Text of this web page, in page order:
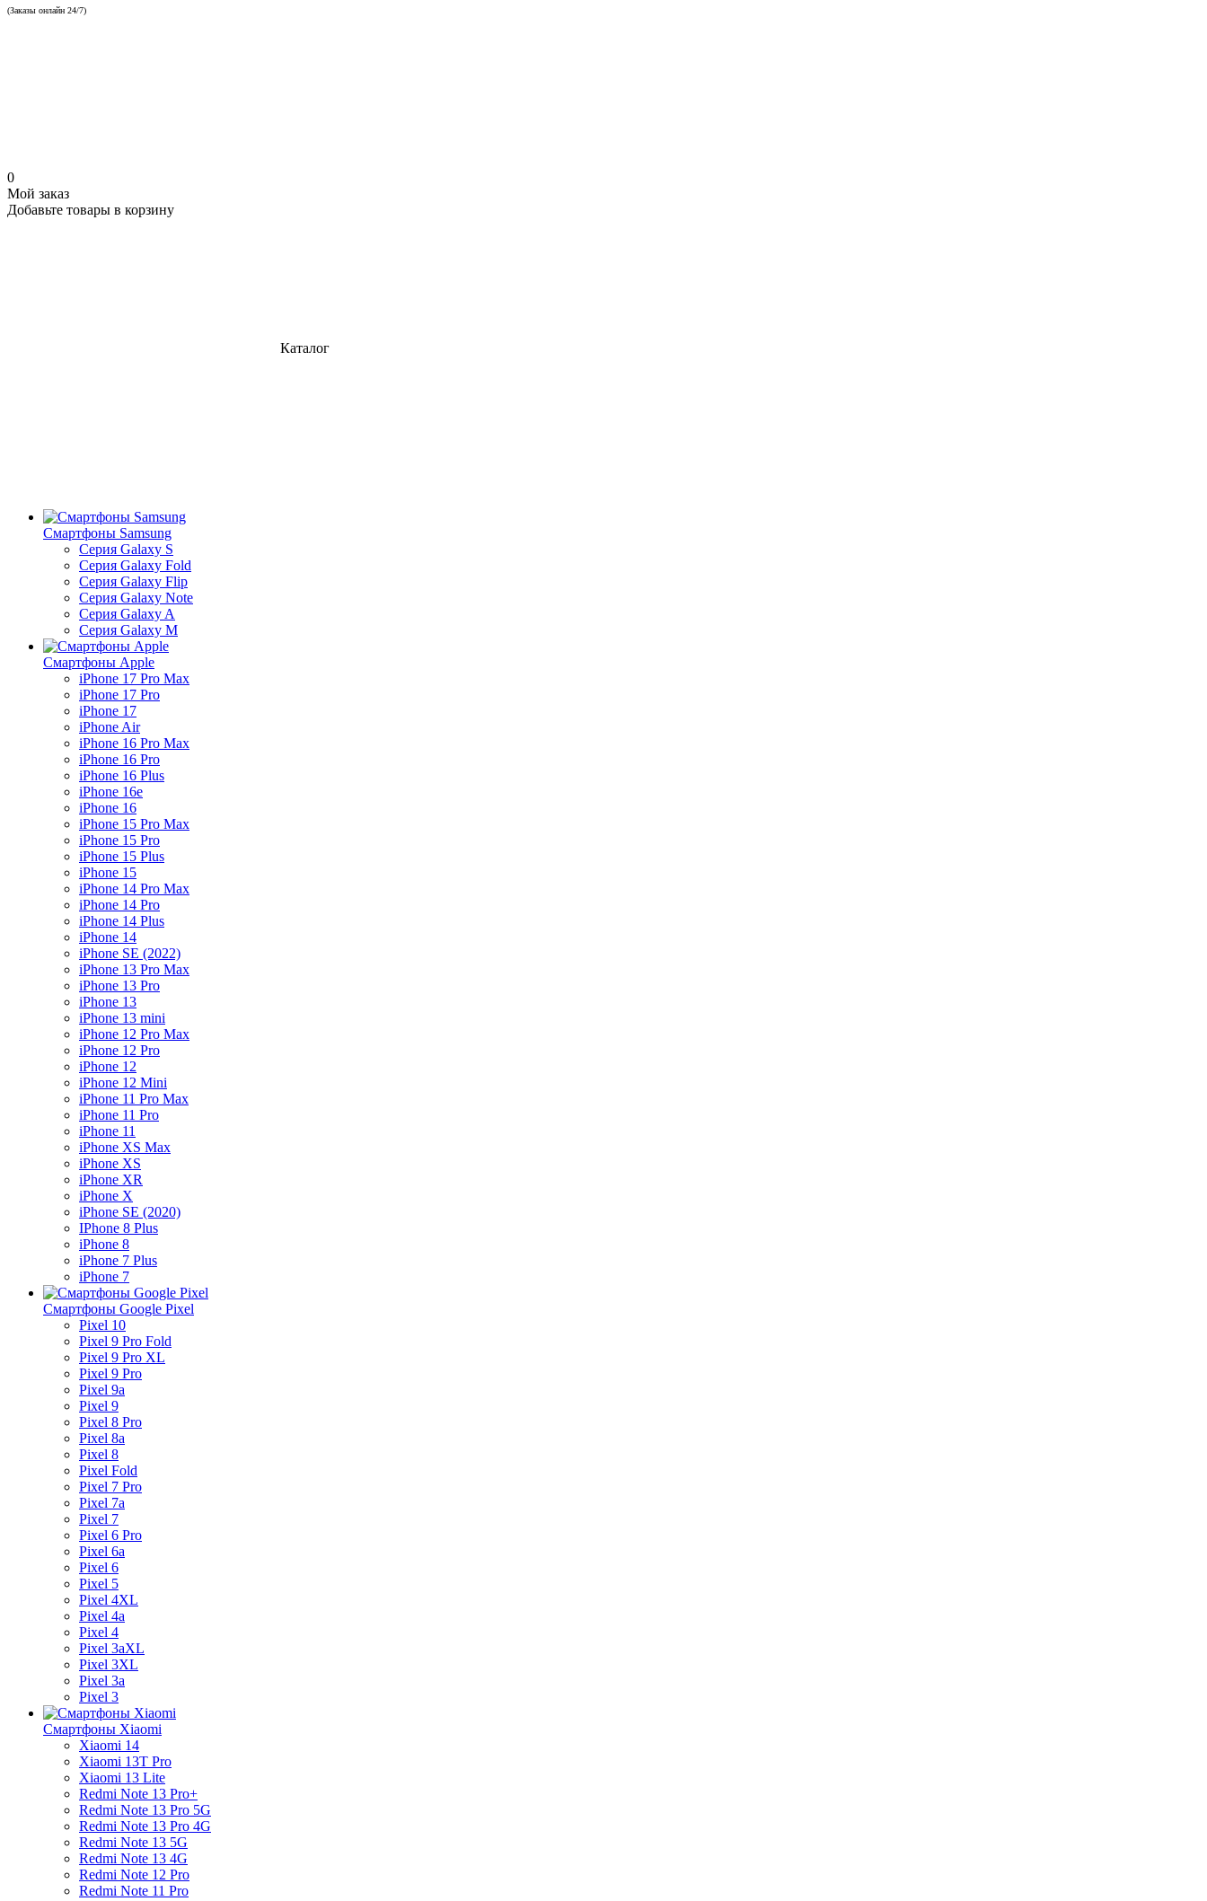
(Заказы онлайн 24/7)
0
Мой заказ
Добавьте товары в корзину
Каталог
Смартфоны Samsung
Серия Galaxy S
Серия Galaxy Fold
Серия Galaxy Flip
Серия Galaxy Note
Серия Galaxy A
Серия Galaxy M
Смартфоны Apple
iPhone 17 Pro Max
iPhone 17 Pro
iPhone 17
iPhone Air
iPhone 16 Pro Max
iPhone 16 Pro
iPhone 16 Plus
iPhone 16e
iPhone 16
iPhone 15 Pro Max
iPhone 15 Pro
iPhone 15 Plus
iPhone 15
iPhone 14 Pro Max
iPhone 14 Pro
iPhone 14 Plus
iPhone 14
iPhone SE (2022)
iPhone 13 Pro Max
iPhone 13 Pro
iPhone 13
iPhone 13 mini
iPhone 12 Pro Max
iPhone 12 Pro
iPhone 12
iPhone 12 Mini
iPhone 11 Pro Max
iPhone 11 Pro
iPhone 11
iPhone XS Max
iPhone XS
iPhone XR
iPhone X
iPhone SE (2020)
IPhone 8 Plus
iPhone 8
iPhone 7 Plus
iPhone 7
Смартфоны Google Pixel
Pixel 10
Pixel 9 Pro Fold
Pixel 9 Pro XL
Pixel 9 Pro
Pixel 9a
Pixel 9
Pixel 8 Pro
Pixel 8a
Pixel 8
Pixel Fold
Pixel 7 Pro
Pixel 7a
Pixel 7
Pixel 6 Pro
Pixel 6a
Pixel 6
Pixel 5
Pixel 4XL
Pixel 4a
Pixel 4
Pixel 3aXL
Pixel 3XL
Pixel 3a
Pixel 3
Смартфоны Xiaomi
Xiaomi 14
Xiaomi 13T Pro
Xiaomi 13 Lite
Redmi Note 13 Pro+
Redmi Note 13 Pro 5G
Redmi Note 13 Pro 4G
Redmi Note 13 5G
Redmi Note 13 4G
Redmi Note 12 Pro
Redmi Note 11 Pro